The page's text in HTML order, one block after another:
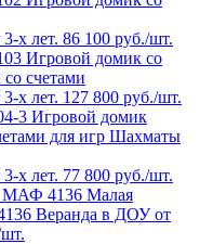
х лет. 86 100 руб./шт.
Игровой домик со
счетами
х лет. 127 800 руб./шт.
3 Игровой домик
для игр Шахматы
х лет. 77 800 руб./шт.
МАФ 4136 Малая
Веранда в ДОУ от